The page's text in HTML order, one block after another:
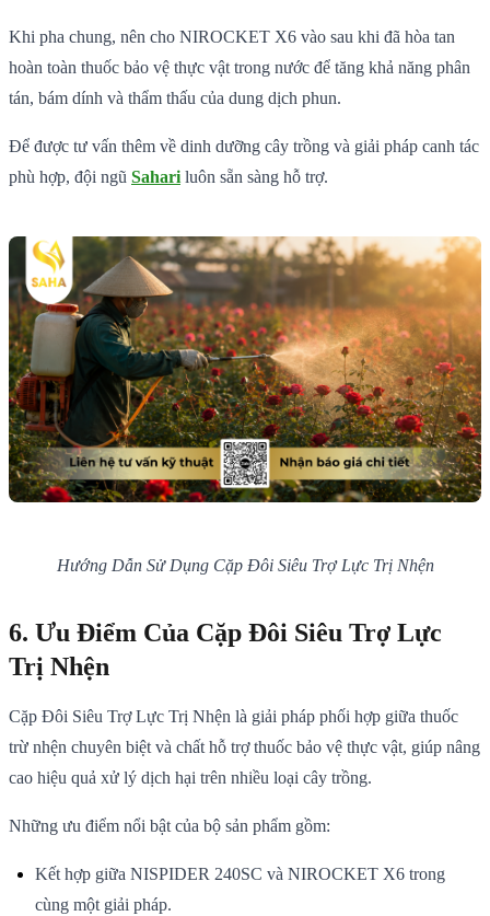
Khi pha chung, nên cho NIROCKET X6 vào sau khi đã hòa tan
hoàn toàn thuốc bảo vệ thực vật trong nước để tăng khả năng phân
tán, bám dính và thẩm thấu của dung dịch phun.
Để được tư vấn thêm về dinh dưỡng cây trồng và giải pháp canh tác
phù hợp, đội ngũ Sahari luôn sẵn sàng hỗ trợ.
Hướng Dẫn Sử Dụng Cặp Đôi Siêu Trợ Lực Trị Nhện
6. Ưu Điểm Của Cặp Đôi Siêu Trợ Lực
Trị Nhện
Cặp Đôi Siêu Trợ Lực Trị Nhện là giải pháp phối hợp giữa thuốc
trừ nhện chuyên biệt và chất hỗ trợ thuốc bảo vệ thực vật, giúp nâng
cao hiệu quả xử lý dịch hại trên nhiều loại cây trồng.
Những ưu điểm nổi bật của bộ sản phẩm gồm:
Kết hợp giữa NISPIDER 240SC và NIROCKET X6 trong
cùng một giải pháp.